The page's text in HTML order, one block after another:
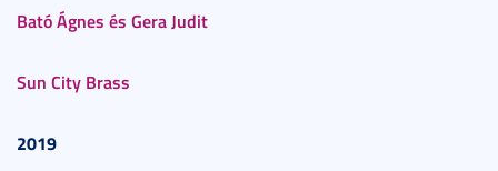
Bató Ágnes és Gera Judit
Sun City Brass
2019